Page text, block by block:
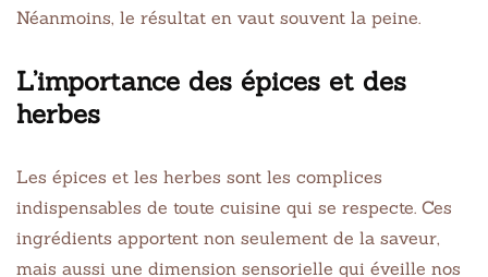
Néanmoins, le résultat en vaut souvent la peine.
L’importance des épices et des
herbes
Les épices et les herbes sont les complices
indispensables de toute cuisine qui se respecte. Ces
ingrédients apportent non seulement de la saveur,
mais aussi une dimension sensorielle qui éveille nos